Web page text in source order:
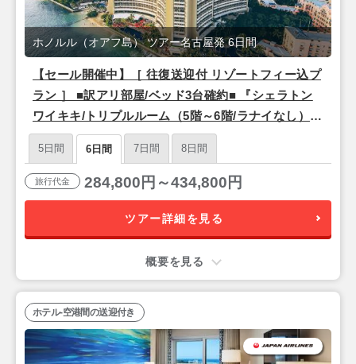
【セール開催中】［ 往復送迎付 リゾートフィー込プ
ラン ］ ■訳アリ部屋/ベッド3台確約■ 『シェラトン
ワイキキ/トリプルルーム（5階～6階/ラナイなし）』
＜名古屋発 日本航空利用＞ 4泊6日間
ホノルル（オアフ島） ツアー名古屋発 6日間
5日間 6日間 7日間 8日間
旅行代金 284,800円～434,800円
ツアー詳細を見る
概要を見る
ホテル-空港間の送迎付き